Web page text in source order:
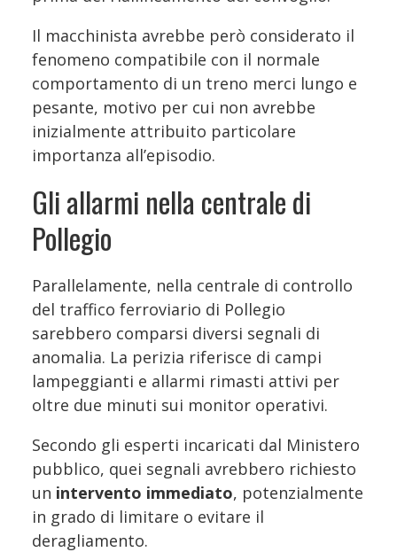
Il macchinista avrebbe però considerato il
fenomeno compatibile con il normale
comportamento di un treno merci lungo e
pesante, motivo per cui non avrebbe
inizialmente attribuito particolare
importanza all’episodio.
Gli allarmi nella centrale di
Pollegio
Parallelamente, nella centrale di controllo
del traffico ferroviario di Pollegio
sarebbero comparsi diversi segnali di
anomalia. La perizia riferisce di campi
lampeggianti e allarmi rimasti attivi per
oltre due minuti sui monitor operativi.
Secondo gli esperti incaricati dal Ministero
pubblico, quei segnali avrebbero richiesto
un intervento immediato, potenzialmente
in grado di limitare o evitare il
deragliamento.